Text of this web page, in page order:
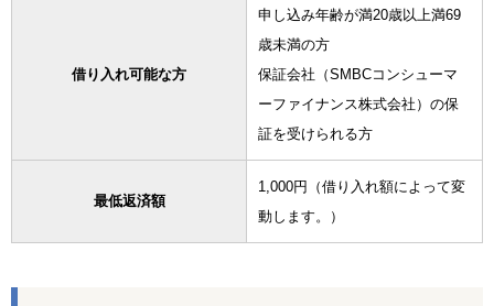
借り入れ可能な方
申し込み年齢が満20歳以上満69
歳未満の方
保証会社（SMBCコンシューマ
ーファイナンス株式会社）の保
証を受けられる方
最低返済額
1,000円（借り入れ額によって変
動します。）